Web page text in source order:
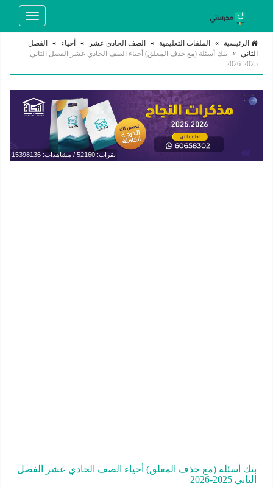
Toggle
الرئيسية » الملفات التعليمية » الصف الحادي عشر » أحياء »
الفصل
الثاني » بنك أسئلة (مع حذف المعلق) أحياء الصف الحادي عشر الفصل الثاني
2025-2026
نقرات: 52160 / مشاهدات: 15398136
بنك أسئلة (مع حذف المعلق) أحياء الصف الحادي عشر الفصل
الثاني 2025-2026